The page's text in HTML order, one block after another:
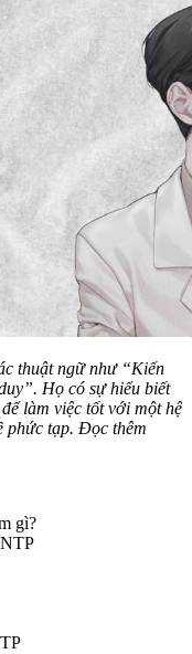
thuật ngữ như “Kiến
Họ có sự hiểu biết
làm việc tốt với một hệ
phức tạp. Đọc thêm
gì?